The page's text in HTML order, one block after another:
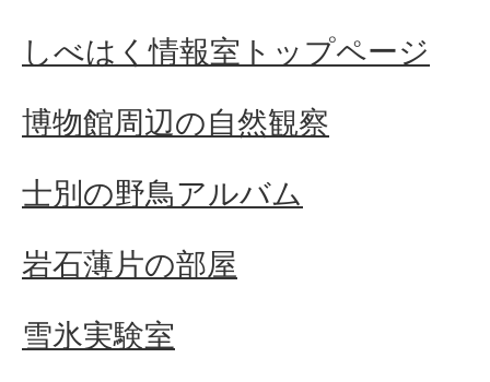
しべはく情報室トップページ
博物館周辺の自然観察
士別の野鳥アルバム
岩石薄片の部屋
雪氷実験室